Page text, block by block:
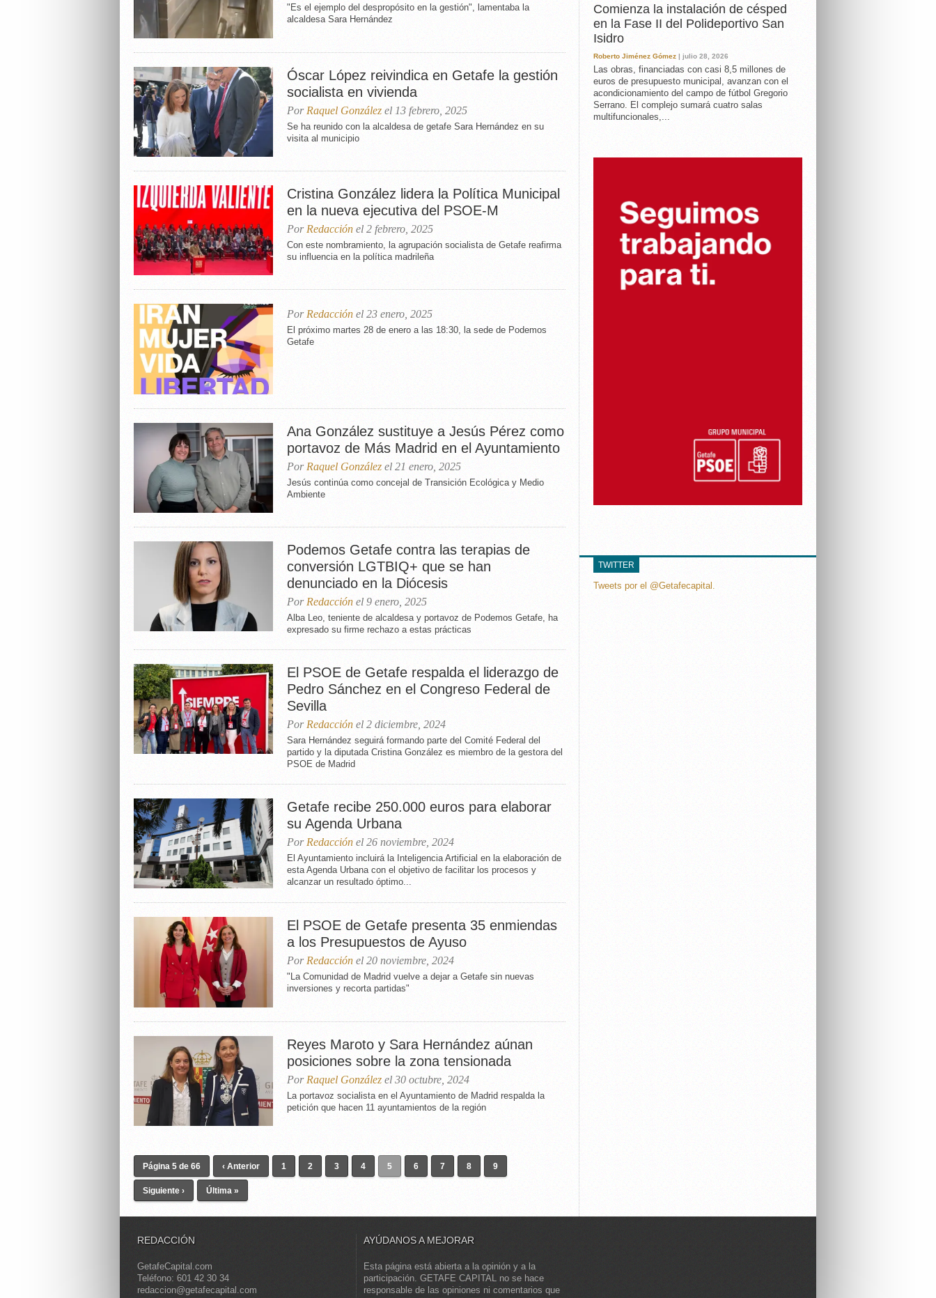
"Es el ejemplo del despropósito en la gestión", lamentaba la
alcaldesa Sara Hernández
Óscar López reivindica en Getafe la gestión
socialista en vivienda
Por Raquel González el 13 febrero, 2025
Se ha reunido con la alcaldesa de getafe Sara Hernández en su
visita al municipio
Cristina González lidera la Política Municipal
en la nueva ejecutiva del PSOE-M
Por Redacción el 2 febrero, 2025
Con este nombramiento, la agrupación socialista de Getafe reafirma
su influencia en la política madrileña
Por Redacción el 23 enero, 2025
El próximo martes 28 de enero a las 18:30, la sede de Podemos
Getafe
Ana González sustituye a Jesús Pérez como
portavoz de Más Madrid en el Ayuntamiento
Por Raquel González el 21 enero, 2025
Jesús continúa como concejal de Transición Ecológica y Medio
Ambiente
Podemos Getafe contra las terapias de
conversión LGTBIQ+ que se han
denunciado en la Diócesis
Por Redacción el 9 enero, 2025
Alba Leo, teniente de alcaldesa y portavoz de Podemos Getafe, ha
expresado su firme rechazo a estas prácticas
El PSOE de Getafe respalda el liderazgo de
Pedro Sánchez en el Congreso Federal de
Sevilla
Por Redacción el 2 diciembre, 2024
Sara Hernández seguirá formando parte del Comité Federal del
partido y la diputada Cristina González es miembro de la gestora del
PSOE de Madrid
Getafe recibe 250.000 euros para elaborar
su Agenda Urbana
Por Redacción el 26 noviembre, 2024
El Ayuntamiento incluirá la Inteligencia Artificial en la elaboración de
esta Agenda Urbana con el objetivo de facilitar los procesos y
alcanzar un resultado óptimo...
El PSOE de Getafe presenta 35 enmiendas
a los Presupuestos de Ayuso
Por Redacción el 20 noviembre, 2024
"La Comunidad de Madrid vuelve a dejar a Getafe sin nuevas
inversiones y recorta partidas"
Reyes Maroto y Sara Hernández aúnan
posiciones sobre la zona tensionada
Por Raquel González el 30 octubre, 2024
La portavoz socialista en el Ayuntamiento de Madrid respalda la
petición que hacen 11 ayuntamientos de la región
Página 5 de 66 ‹ Anterior 1 2 3 4 5 6 7 8 9
Siguiente › Última »
Comienza la instalación de césped
en la Fase II del Polideportivo San
Isidro
Roberto Jiménez Gómez | julio 28, 2026
Las obras, financiadas con casi 8,5 millones de
euros de presupuesto municipal, avanzan con el
acondicionamiento del campo de fútbol Gregorio
Serrano. El complejo sumará cuatro salas
multifuncionales,...
TWITTER
Tweets por el @Getafecapital.
REDACCIÓN
GetafeCapital.com
Teléfono: 601 42 30 34
redaccion@getafecapital.com
AYÚDANOS A MEJORAR
Esta página está abierta a la opinión y a la
participación. GETAFE CAPITAL no se hace
responsable de las opiniones ni comentarios que